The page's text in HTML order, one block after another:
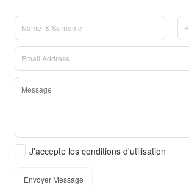
J'accepte les conditions d'utilisation
Envoyer Message